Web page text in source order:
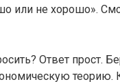
или не хорошо».
Ответ прост.
теорию.